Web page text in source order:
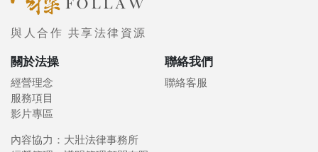
與人合作 共享法律資源
關於法操
經營理念
服務項目
影片專區
聯絡我們
聯絡客服
內容協力：大壯法律事務所